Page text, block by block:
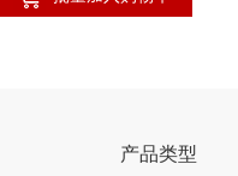
产品类型